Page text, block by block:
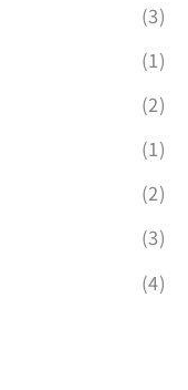
(3)
(1)
(2)
(1)
(2)
(3)
(4)